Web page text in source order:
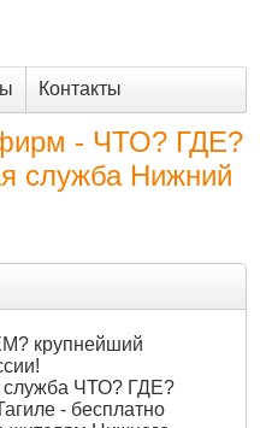
Контакты
- ЧТО? ГДЕ?
служба Нижний
крупнейший
служба ЧТО? ГДЕ?
- бесплатно